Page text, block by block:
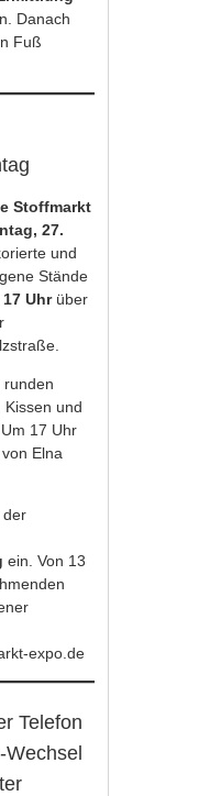
Danach
Fuß
Stoffmarkt
27.
und
Stände
Uhr über
runden
Kissen und
17 Uhr
Elna
der
ein. Von 13
expo.de
Telefon